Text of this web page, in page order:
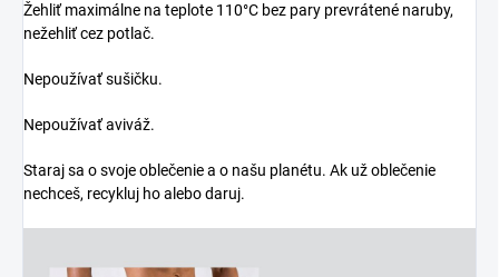
Žehliť maximálne na teplote 110°C bez pary prevrátené naruby,
nežehliť cez potlač.
Nepoužívať sušičku.
Nepoužívať aviváž.
Staraj sa o svoje oblečenie a o našu planétu. Ak už oblečenie
nechceš, recykluj ho alebo daruj.